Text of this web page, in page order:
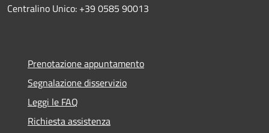
Centralino Unico: +39 0585 90013
Prenotazione appuntamento
Segnalazione disservizio
Leggi le FAQ
Richiesta assistenza